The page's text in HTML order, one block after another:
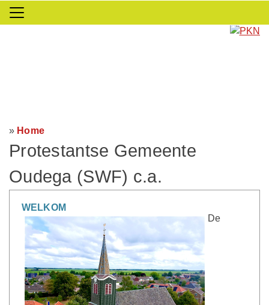
» Home
Protestantse Gemeente
Oudega (SWF) c.a.
WELKOM
De